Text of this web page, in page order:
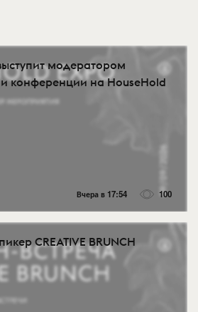
модератором
конференции на HouseHold
Вчера в 17:54 100
CREATIVE BRUNCH